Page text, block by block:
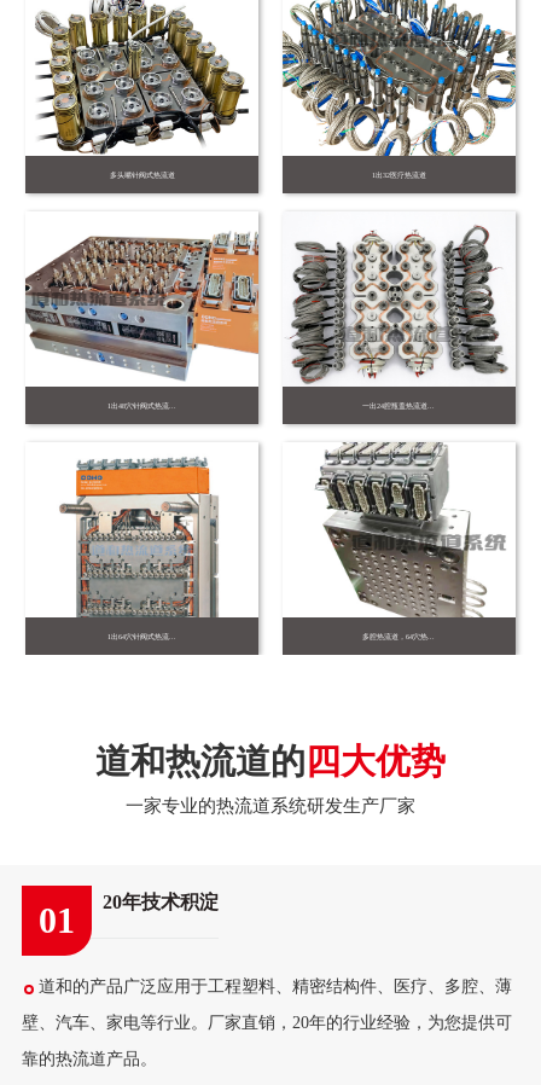
多头嘴针阀式热流道 1出32医疗热流道
1出48穴针阀式热流... 一出24腔瓶盖热流道...
1出64穴针阀式热流... 多腔热流道，64穴热...
道和热流道的 四大优势
一家专业的热流道系统研发生产厂家
01 20年技术积淀
道和的产品广泛应用于工程塑料、精密结构件、医疗、多腔、薄
壁、汽车、家电等行业。厂家直销，20年的行业经验，为您提供可
靠的热流道产品。